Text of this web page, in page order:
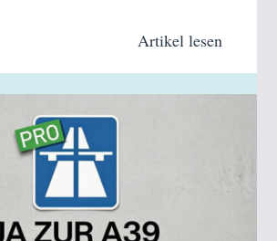
Artikel lesen